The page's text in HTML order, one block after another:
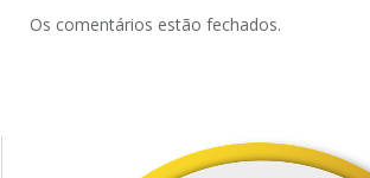
Os comentários estão fechados.